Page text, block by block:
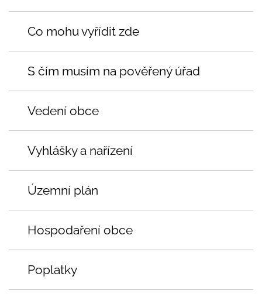
Co mohu vyřídit zde
S čím musím na pověřený úřad
Vedení obce
Vyhlášky a nařízení
Územní plán
Hospodaření obce
Poplatky